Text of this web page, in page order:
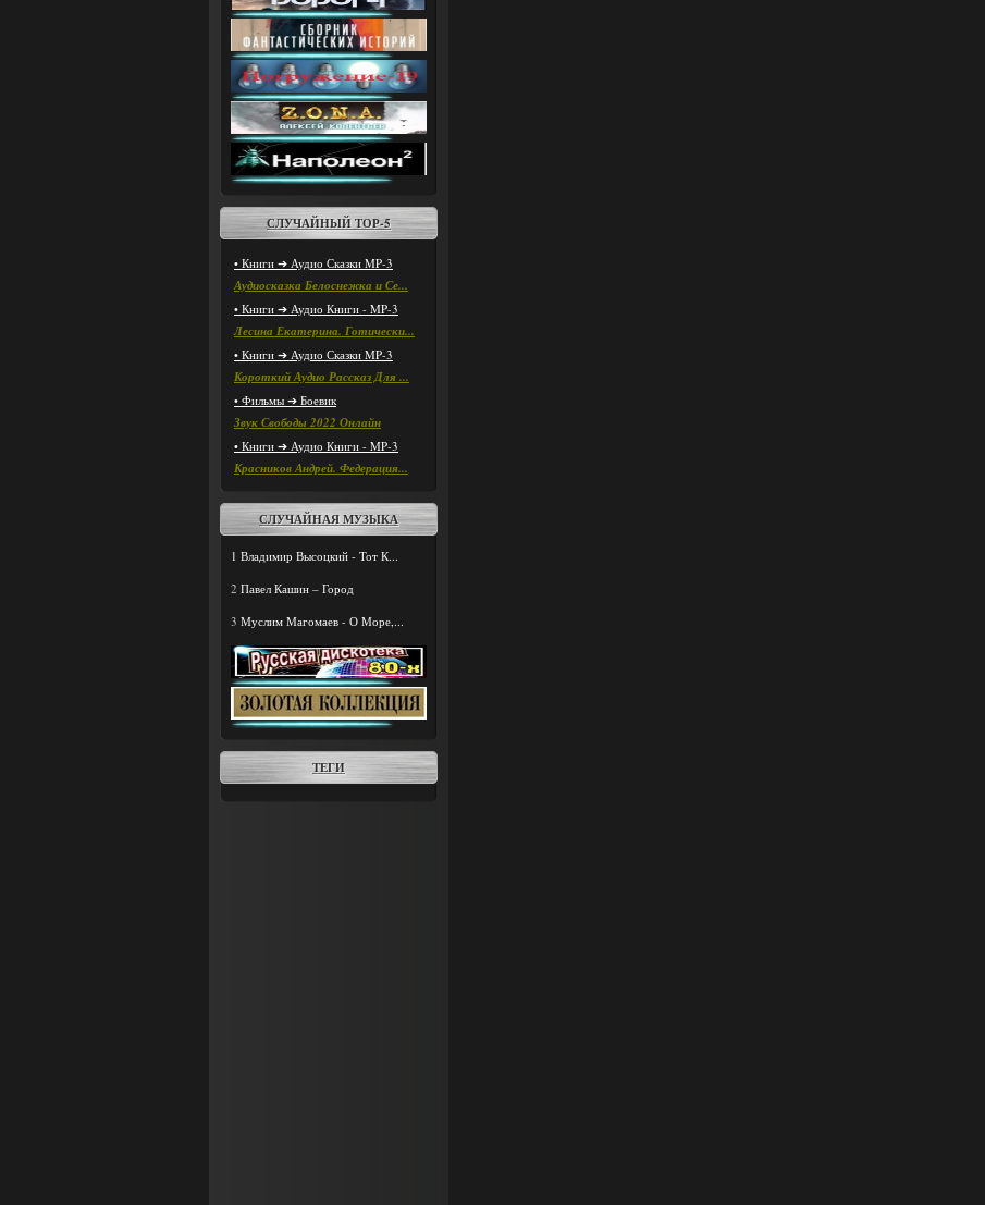
СЛУЧАЙНЫЙ ТОР-5
• Книги ➔ Аудио Сказки MP-3
Аудиосказка Белоснежка и Се...
• Книги ➔ Аудио Книги - MP-3
Лесина Екатерина. Готически...
• Книги ➔ Аудио Сказки MP-3
Короткий Аудио Рассказ Для ...
• Фильмы ➔ Боевик
Звук Свободы 2022 Онлайн
• Книги ➔ Аудио Книги - MP-3
Красников Андрей. Федерация...
СЛУЧАЙНАЯ МУЗЫКА
1 Владимир Высоцкий - Тот К...
2 Павел Кашин – Город
3 Муслим Магомаев - О Море,...
ТЕГИ